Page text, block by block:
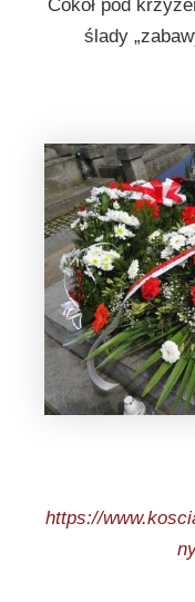
Cokół pod
ślady
https://